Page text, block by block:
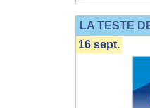
LA TESTE
16 sept.